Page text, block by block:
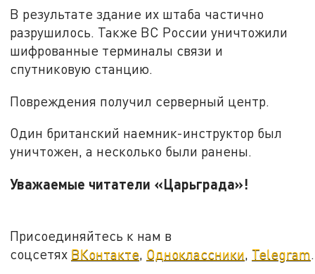
В результате здание их штаба частично
разрушилось. Также ВС России уничтожили
шифрованные терминалы связи и
спутниковую станцию.
Повреждения получил серверный центр.
Один британский наемник-инструктор был
уничтожен, а несколько были ранены.
Уважаемые читатели «Царьграда»!
Присоединяйтесь к нам в
соцсетях ВКонтакте Одноклассники Telegram